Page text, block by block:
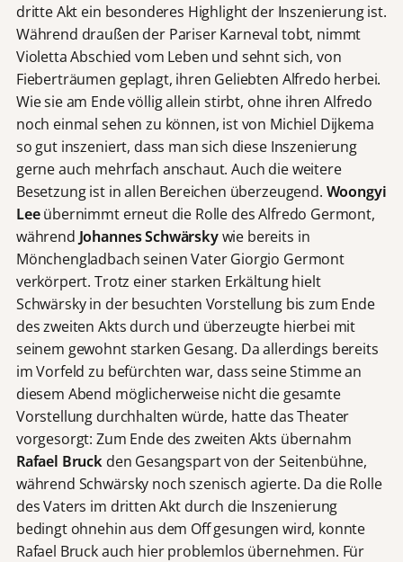
dritte Akt ein besonderes Highlight der Inszenierung ist.
Während draußen der Pariser Karneval tobt, nimmt
Violetta Abschied vom Leben und sehnt sich, von
Fieberträumen geplagt, ihren Geliebten Alfredo herbei.
Wie sie am Ende völlig allein stirbt, ohne ihren Alfredo
noch einmal sehen zu können, ist von Michiel Dijkema
so gut inszeniert, dass man sich diese Inszenierung
gerne auch mehrfach anschaut. Auch die weitere
Besetzung ist in allen Bereichen überzeugend. Woongyi
Leeübernimmt erneut die Rolle des Alfredo Germont,
während Johannes Schwärskywie bereits in
Mönchengladbach seinen Vater Giorgio Germont
verkörpert. Trotz einer starken Erkältung hielt
Schwärsky in der besuchten Vorstellung bis zum Ende
des zweiten Akts durch und überzeugte hierbei mit
seinem gewohnt starken Gesang. Da allerdings bereits
im Vorfeld zu befürchten war, dass seine Stimme an
diesem Abend möglicherweise nicht die gesamte
Vorstellung durchhalten würde, hatte das Theater
vorgesorgt: Zum Ende des zweiten Akts übernahm
Rafael Bruck den Gesangspart von der Seitenbühne,
während Schwärsky noch szenisch agierte. Da die Rolle
des Vaters im dritten Akt durch die Inszenierung
bedingt ohnehin aus dem Off gesungen wird, konnte
Rafael Bruck auch hier problemlos übernehmen. Für